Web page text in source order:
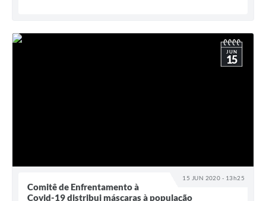
15 JUN 2020 - 13h25
JUN
15
Comitê de Enfrentamento à
Covid-19 distribui máscaras à população